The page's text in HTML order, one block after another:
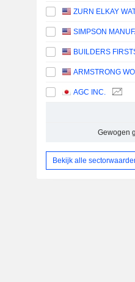
BUILDERS
AGC INC.
Gewogen
Bekijk alle